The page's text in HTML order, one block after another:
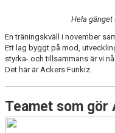
Hela gänget
En träningskväll i november
Ett lag byggt på mod,
styrka- och tillsammans är vi
Det här är Ackers Funkiz.
Teamet som gör